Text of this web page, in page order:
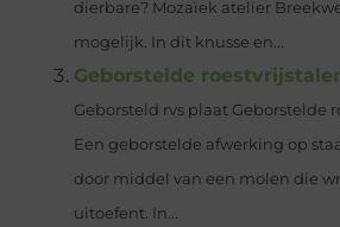
dierbare? Mozaïek atelier
mogelijk. In dit knusse en...
Geborstelde
Geborsteld rvs plaat Geborstelde
Een geborstelde afwerking op
door middel van een molen die
uitoefent. In...